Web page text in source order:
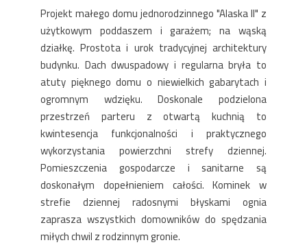
Projekt małego domu jednorodzinnego "Alaska II" z
użytkowym poddaszem i garażem; na wąską
działkę. Prostota i urok tradycyjnej architektury
budynku. Dach dwuspadowy i regularna bryła to
atuty pięknego domu o niewielkich gabarytach i
ogromnym wdzięku. Doskonale podzielona
przestrzeń parteru z otwartą kuchnią to
kwintesencja funkcjonalności i praktycznego
wykorzystania powierzchni strefy dziennej.
Pomieszczenia gospodarcze i sanitarne są
doskonałym dopełnieniem całości. Kominek w
strefie dziennej radosnymi błyskami ognia
zaprasza wszystkich domowników do spędzania
miłych chwil z rodzinnym gronie.